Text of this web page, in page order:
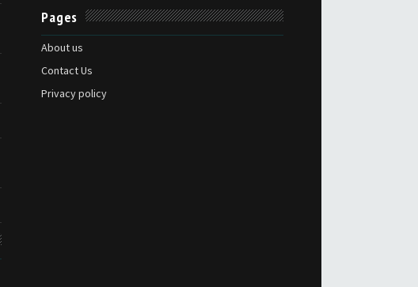
Pages
About us
Contact Us
Privacy policy